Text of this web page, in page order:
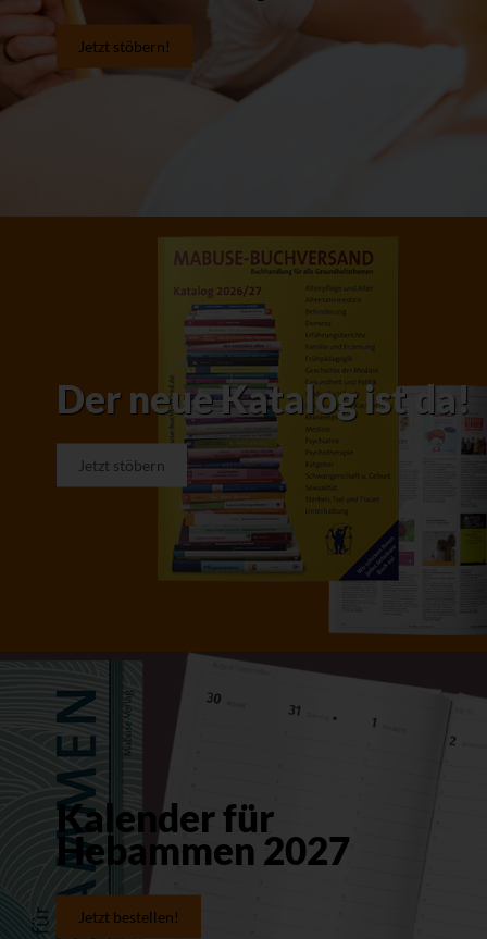
Jetzt stöbern!
Der neue Katalog ist da!
Jetzt stöbern
Kalender für
Hebammen 2027
Jetzt bestellen!